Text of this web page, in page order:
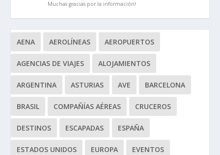
Muchas gracias por la información!
AENA AEROLÍNEAS AEROPUERTOS
AGENCIAS DE VIAJES ALOJAMIENTOS
ARGENTINA ASTURIAS AVE BARCELONA
BRASIL COMPAÑÍAS AÉREAS CRUCEROS
DESTINOS ESCAPADAS ESPAÑA
ESTADOS UNIDOS EUROPA EVENTOS